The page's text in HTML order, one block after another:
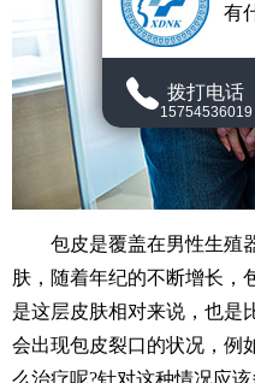
包皮是覆盖在男性生殖器
肤，随着年纪的不断增长，
是这层皮肤相对来说，也是
会出现包皮裂口的状况，例
么治疗呢?针对这种情况应
有
拨打电话
15754536019